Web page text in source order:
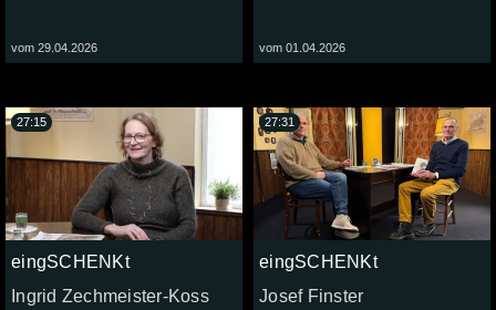
vom 29.04.2026 vom 01.04.2026
eingSCHENKt
Ingrid Zechmeister-Koss
27:15
eingSCHENKt
Josef Finster
27:31